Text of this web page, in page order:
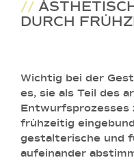
//
DURCH
Wichtig bei der
es, sie als Teil des
Entwurfsprozesses
frühzeitig
gestalterische und
aufeinander